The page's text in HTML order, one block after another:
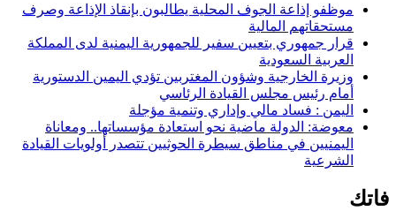
موظفو إذاعة الجوف المحلية يطالبون بإنقاذ الإذاعة وصرف
مستحقاتهم المالية
قرار جمهوري بتعيين سفير للجمهورية اليمنية لدى المملكة
العربية السعودية
وزيرة الخارجية وشؤون المغتربين تؤدي اليمين الدستورية
أمام رئيس مجلس القيادة الرئاسي
اليمن : فساد مالي وإداري وتنمية مؤجلة
معوضة: الدولة ماضية نحو استعادة مؤسساتها.. ومعاناة
اليمنيين في مناطق سيطرة الحوثيين تتصدر أولويات القيادة
الشرعية
فاتك